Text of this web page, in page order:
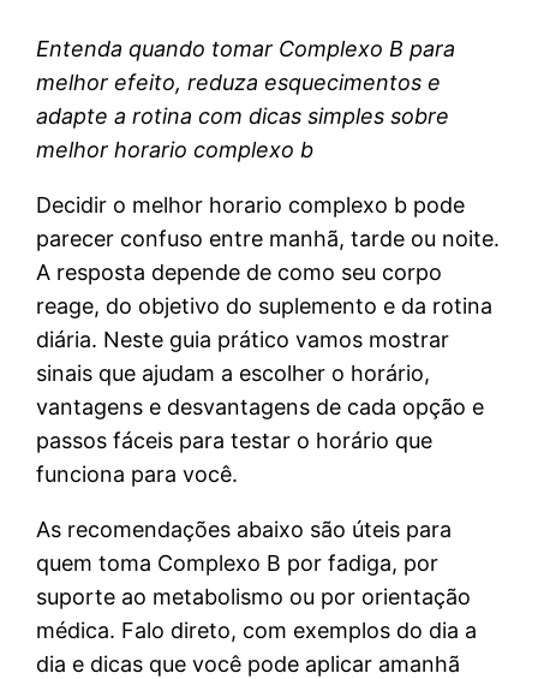
Entenda quando tomar Complexo B para
melhor efeito, reduza esquecimentos e
adapte a rotina com dicas simples sobre
melhor horario complexo b
Decidir o melhor horario complexo b pode
parecer confuso entre manhã, tarde ou noite.
A resposta depende de como seu corpo
reage, do objetivo do suplemento e da rotina
diária. Neste guia prático vamos mostrar
sinais que ajudam a escolher o horário,
vantagens e desvantagens de cada opção e
passos fáceis para testar o horário que
funciona para você.
As recomendações abaixo são úteis para
quem toma Complexo B por fadiga, por
suporte ao metabolismo ou por orientação
médica. Falo direto, com exemplos do dia a
dia e dicas que você pode aplicar amanhã